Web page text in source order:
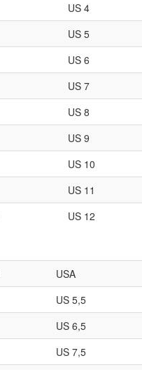
US 4
US 5
US 6
US 7
US 8
US 9
US 10
US 11
US 12
USA
US 5,5
US 6,5
US 7,5